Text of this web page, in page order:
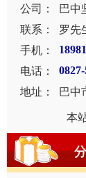
公司：
巴中
联系：
罗先
手机：
电话：
地址：
巴中
本